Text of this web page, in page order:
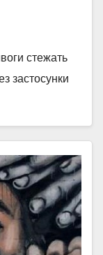
стежать
застосунки